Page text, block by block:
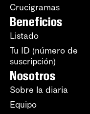
Crucigramas
Beneficios
Listado
Tu ID (número de
suscripción)
Nosotros
Sobre la diaria
Equipo